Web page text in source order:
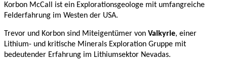
Korbon McCall ist ein Explorationsgeologe mit umfangreiche
Felderfahrung im Westen der USA.
Trevor und Korbon sind Miteigentümer von Valkyrie, einer
Lithium- und kritische Minerals Exploration Gruppe mit
bedeutender Erfahrung im Lithiumsektor Nevadas.